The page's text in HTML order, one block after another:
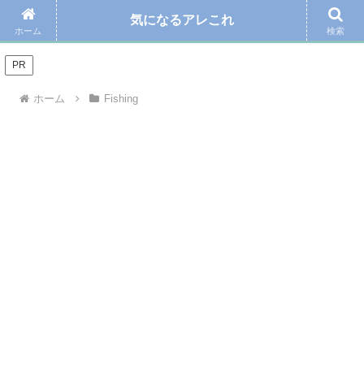
＼Amazonの毎日お得なタイムセール☆こちらから／
PR
ホーム Fishing
ホーム
気になるアレこれ
検索